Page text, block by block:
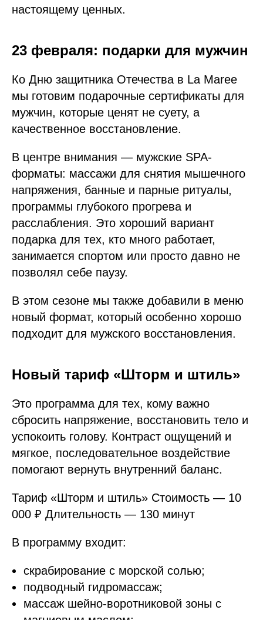
настоящему ценных.
23 февраля: подарки для мужчин
Ко Дню защитника Отечества в La Maree
мы готовим подарочные сертификаты для
мужчин, которые ценят не суету, а
качественное восстановление.
В центре внимания — мужские SPA-
форматы: массажи для снятия мышечного
напряжения, банные и парные ритуалы,
программы глубокого прогрева и
расслабления. Это хороший вариант
подарка для тех, кто много работает,
занимается спортом или просто давно не
позволял себе паузу.
В этом сезоне мы также добавили в меню
новый формат, который особенно хорошо
подходит для мужского восстановления.
Новый тариф «Шторм и штиль»
Это программа для тех, кому важно
сбросить напряжение, восстановить тело и
успокоить голову. Контраст ощущений и
мягкое, последовательное воздействие
помогают вернуть внутренний баланс.
Тариф «Шторм и штиль» Стоимость — 10
000 ₽ Длительность — 130 минут
В программу входит:
скрабирование с морской солью;
подводный гидромассаж;
массаж шейно-воротниковой зоны с